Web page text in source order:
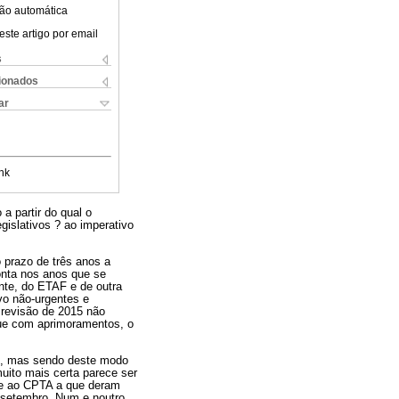
automática
artigo por email
a partir do qual o
? ao imperativo
prazo de três anos a
nos anos que se
do ETAF e de outra
não-urgentes e
de 2015 não
com aprimoramentos, o
mas sendo deste modo
mais certa parece ser
CPTA a que deram